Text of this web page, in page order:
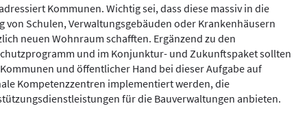
Kommunen. Wichtig sei, dass diese massiv in die
von Schulen, Verwaltungsgebäuden oder Krankenhäusern
neuen Wohnraum schafften. Ergänzend zu den
und im Konjunktur- und Zukunftspaket sollten
und öffentlicher Hand bei dieser Aufgabe auf
Kompetenzzentren implementiert werden, die
für die Bauverwaltungen anbieten.